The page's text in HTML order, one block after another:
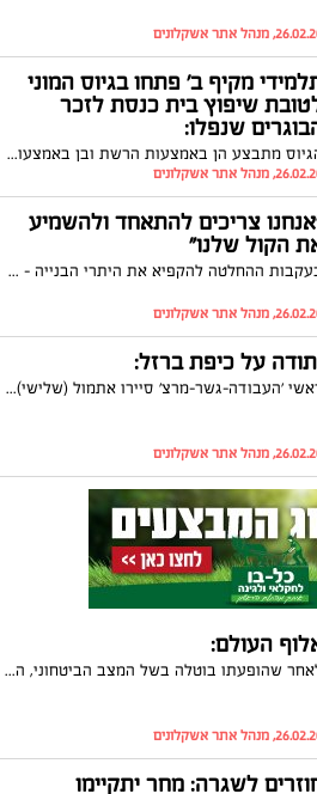
מנהל אתר אשקלונים
מקיף ב' פתחו בגיוס המוני
שיפוץ בית כנסת לזכר
שנפלו:
הגיוס מתבצע הן באמצעות הרשת ובן באמצעות מבצע התרמה שמקיימים התלמידים ברחבי העיר אשקלון. מיכל דניאלי, יו"ר מועצת התלמידים: "אנחנו עושים הכל כדי להנציח את הנופלים של בית הספר שלנו, הכל!! אוספים שקל לשקל כדי להקים בית כנסת לעילוי נשמת הנופלים! יצאנו להתרמות, גייסנו את כל הכוחות שלנו אנחנו לא נוותר, אנחנו נגייס את הכסף למטרה שלנו גם תחת אש"
מנהל אתר אשקלונים
צריכים להתאחד ולהשמיע
הקול שלנו"
בעקבות ההחלטה להקפיא את היתרי הבנייה - זוכי מחיר למשתכן יפגינו ביום חמישי מול בניין העירייה. מארגנת ההפגנה: "חשש שזה יתארך לתקופה לא ברורה"
מנהל אתר אשקלונים
על כיפת ברזל:
ראשי 'העבודה-גשר-מרצ' סיירו אתמול (שלישי) באשקלון. ח"כ עמיר פרץ התקבל באהבה על ידי תושבים שהודו לו על כיפת ברזל
מנהל אתר אשקלונים
העולם:
לאחר שהופעתו בוטלה בשל המצב הביטחוני, הזמר המצליח, חנן בן ארי, הגיע במפתיע למתחם ה'מרינה מול' והחליט לשיר בהופעה חיה לתושבים הרבים שהגיעו למקום. בן ארי ריגש את הקהל עם להיטיו הגדולים ובעיקר עם השמחה האמיתית של תחושת השליחות: "אנחנו לא יכולים לשבת בבית כשאנשים יושבים בממ"דים"
מנהל אתר אשקלונים
לשגרה: מחר יתקיימו